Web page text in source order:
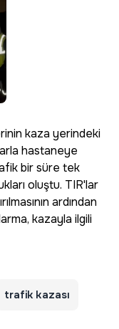
kaza yerindeki
hastaneye
bir süre tek
oluştu. TIR'lar
ardından
kazayla ilgili
trafik kazası